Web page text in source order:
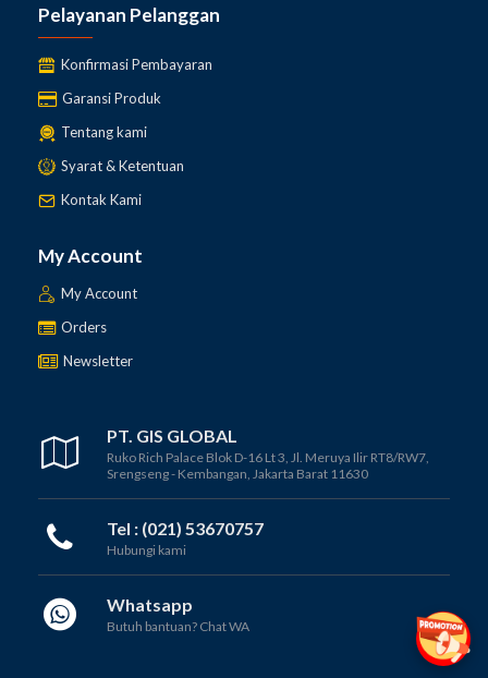
Pelayanan Pelanggan
Konfirmasi Pembayaran
Garansi Produk
Tentang kami
Syarat & Ketentuan
Kontak Kami
My Account
My Account
Orders
Newsletter
PT. GIS GLOBAL
Ruko Rich Palace Blok D-16 Lt 3, Jl. Meruya Ilir RT8/RW7,
Srengseng - Kembangan, Jakarta Barat 11630
Tel : (021) 53670757
Hubungi kami
Whatsapp
Butuh bantuan? Chat WA